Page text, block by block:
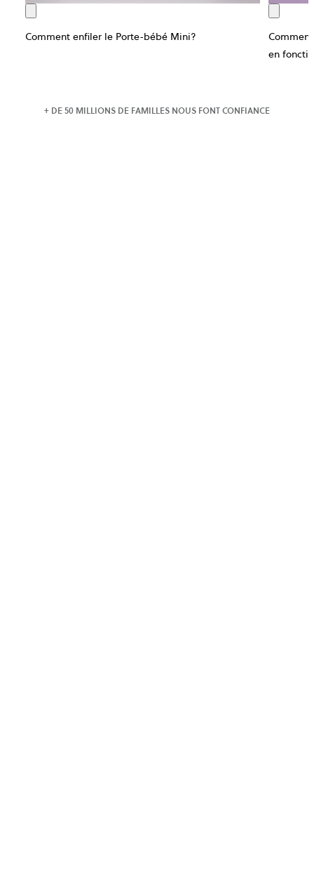
Comment enfiler le Porte-bébé Mini?
en
+ DE 50 MILLIONS DE FAMILLES NOUS FONT CONFIANCE